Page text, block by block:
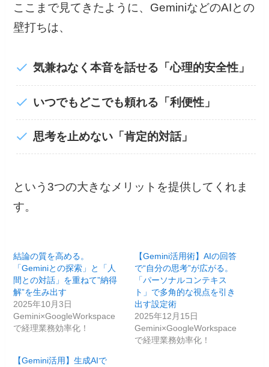
ここまで見てきたように、GeminiなどのAIとの
壁打ちは、
気兼ねなく本音を話せる「心理的安全性」
いつでもどこでも頼れる「利便性」
思考を止めない「肯定的対話」
という3つの大きなメリットを提供してくれま
す。
結論の質を高める。
「Geminiとの探索」と「人
間との対話」を重ねて”納得
解”を生み出す
2025年10月3日
Gemini×GoogleWorkspace
で経理業務効率化！
【Gemini活用術】AIの回答
で“自分の思考”が広がる。
「パーソナルコンテキス
ト」で多角的な視点を引き
出す設定術
2025年12月15日
Gemini×GoogleWorkspace
で経理業務効率化！
【Gemini活用】生成AIで